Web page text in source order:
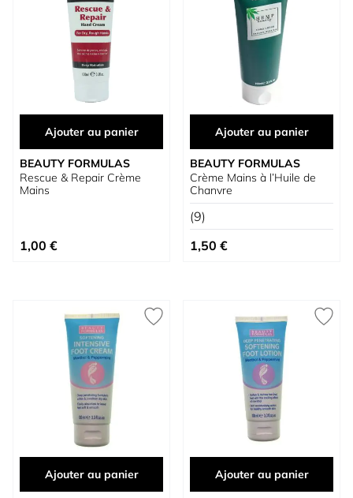
Ajouter au panier
BEAUTY FORMULAS
Rescue & Repair Crème
Mains
1,00 €
Ajouter au panier
BEAUTY FORMULAS
Crème Mains à l’Huile de
Chanvre
(9)
1,50 €
Ajouter au panier Ajouter au panier